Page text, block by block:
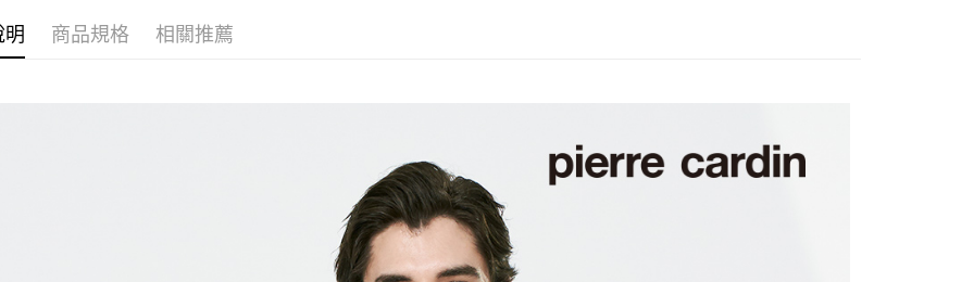
付款後7-11取貨
每筆NT$60，滿NT$1,200(含以上)免運費
宅配(本島)
每筆NT$80，滿NT$1,200(含以上)免運費
明 商品規格 相關推薦